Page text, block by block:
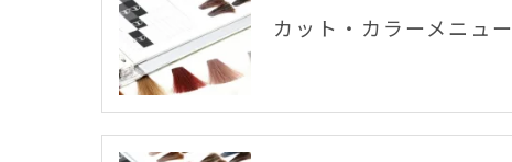
カット・カラーメニュー